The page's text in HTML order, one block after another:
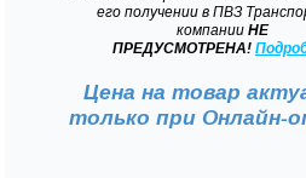
его получении в ПВЗ
компании НЕ
ПРЕДУСМОТРЕНА!
Цена на товар
только при Онлайн-